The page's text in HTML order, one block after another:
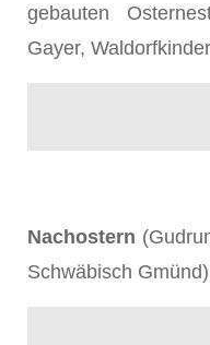
gebauten
Gayer,
Nachostern
Schwäbisch Gmünd)